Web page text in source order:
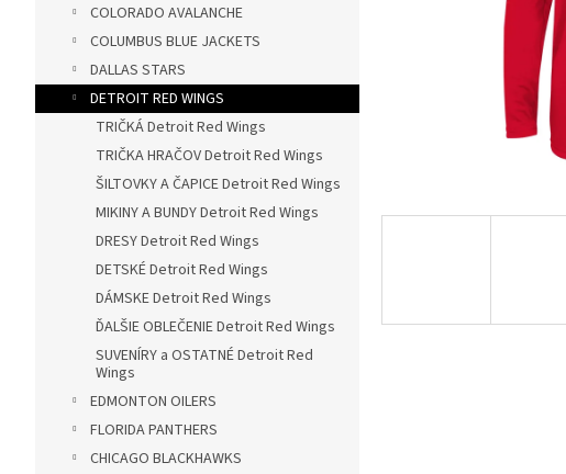
COLORADO AVALANCHE
COLUMBUS BLUE JACKETS
DALLAS STARS
DETROIT RED WINGS
TRIČKÁ Detroit Red Wings
TRIČKA HRAČOV Detroit Red Wings
ŠILTOVKY A ČAPICE Detroit Red Wings
MIKINY A BUNDY Detroit Red Wings
DRESY Detroit Red Wings
DETSKÉ Detroit Red Wings
DÁMSKE Detroit Red Wings
ĎALŠIE OBLEČENIE Detroit Red Wings
SUVENÍRY a OSTATNÉ Detroit Red
Wings
EDMONTON OILERS
FLORIDA PANTHERS
CHICAGO BLACKHAWKS